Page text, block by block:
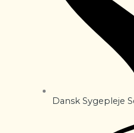
Dansk Sygepleje